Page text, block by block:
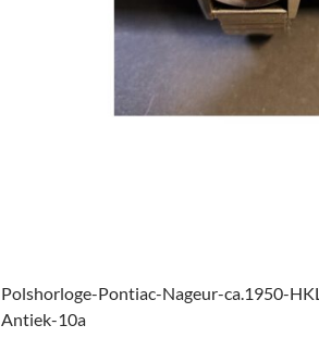
Polshorloge-Pontiac-Nageur-ca.1950-
Antiek-10a